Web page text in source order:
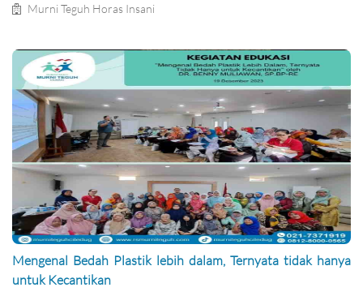
Murni Teguh Horas Insani
Mengenal Bedah Plastik lebih dalam, Ternyata tidak hanya
untuk Kecantikan